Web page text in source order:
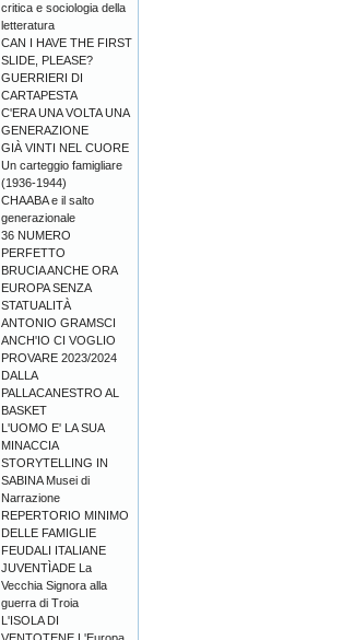
critica e sociologia della
letteratura
CAN I HAVE THE FIRST
SLIDE, PLEASE?
GUERRIERI DI
CARTAPESTA
C'ERA UNA VOLTA UNA
GENERAZIONE
GIÀ VINTI NEL CUORE
Un carteggio famigliare
(1936-1944)
CHAABA e il salto
generazionale
36 NUMERO
PERFETTO
BRUCIA ANCHE ORA
EUROPA SENZA
STATUALITÀ
ANTONIO GRAMSCI
ANCH'IO CI VOGLIO
PROVARE 2023/2024
DALLA
PALLACANESTRO AL
BASKET
L'UOMO E' LA SUA
MINACCIA
STORYTELLING IN
SABINA Musei di
Narrazione
REPERTORIO MINIMO
DELLE FAMIGLIE
FEUDALI ITALIANE
JUVENTÌADE La
Vecchia Signora alla
guerra di Troia
L'ISOLA DI